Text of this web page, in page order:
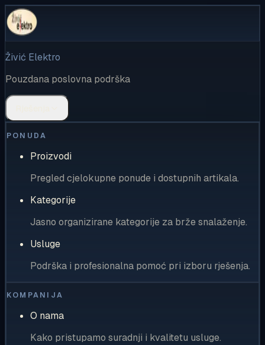
Živić Elektro
Pouzdana poslovna podrška
PONUDA
Proizvodi
Pregled cjelokupne ponude i dostupnih artikala.
Kategorije
Jasno organizirane kategorije za brže snalaženje.
Usluge
Podrška i profesionalna pomoć pri izboru rješenja.
KOMPANIJA
O nama
Kako pristupamo suradnji i kvalitetu usluge.